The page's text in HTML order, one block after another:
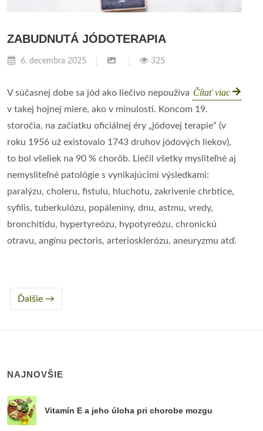
ZABUDNUTÁ JÓDOTERAPIA
6. decembra 2025 325
Čítať viac
V súčasnej dobe sa jód ako liečivo nepoužíva
v takej hojnej miere, ako v minulosti. Koncom 19.
storočia, na začiatku oficiálnej éry „jódovej terapie“ (v
roku 1956 už existovalo 1743 druhov jódových liekov),
to bol všeliek na 90 % chorôb. Liečil všetky mysliteľné aj
nemysliteľné patológie s vynikajúcimi výsledkami:
paralýzu, choleru, fistulu, hluchotu, zakrivenie chrbtice,
syfilis, tuberkulózu, popáleniny, dnu, astmu, vredy,
bronchitídu, hypertyreózu, hypotyreózu, chronickú
otravu, angínu pectoris, arteriosklerózu, aneuryzmu atď.
Ďalšie →
NAJNOVŠIE
Vitamín E a jeho úloha pri chorobe mozgu